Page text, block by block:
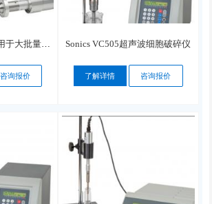
Sonics VCX 1500：用于大批量和工业应用的超声波处理器
咨询报价
Sonics VC505超声波细胞破碎仪
了解详情 咨询报价